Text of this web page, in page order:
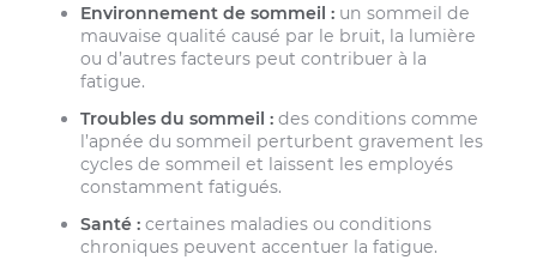
Environnement de sommeil : un sommeil de
mauvaise qualité causé par le bruit, la lumière
ou d’autres facteurs peut contribuer à la
fatigue.
Troubles du sommeil : des conditions comme
l’apnée du sommeil perturbent gravement les
cycles de sommeil et laissent les employés
constamment fatigués.
Santé : certaines maladies ou conditions
chroniques peuvent accentuer la fatigue.